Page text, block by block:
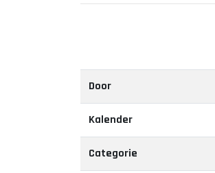
Door
Kalender
Categorie